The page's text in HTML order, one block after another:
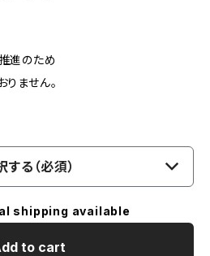
進のため
ません。
する（必須）
shipping available
to cart